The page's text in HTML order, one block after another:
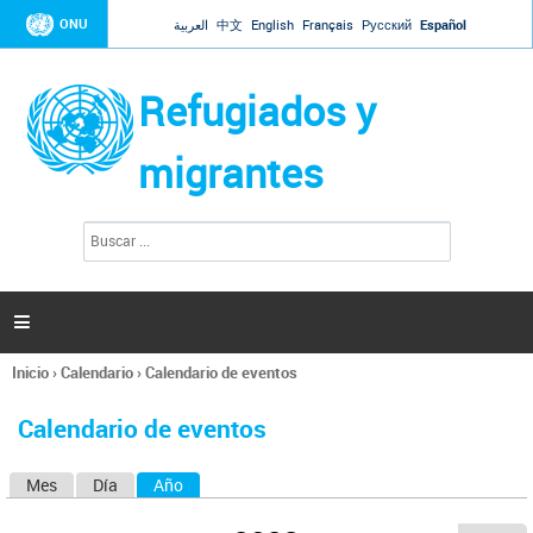
Jump to navigation
ONU العربية 中文 English Français Русский Español
Refugiados y
migrantes
l
s

Se
usted
Inicio›Calendario›Calendario de eventos
Calendario de eventos
Mes Día Año